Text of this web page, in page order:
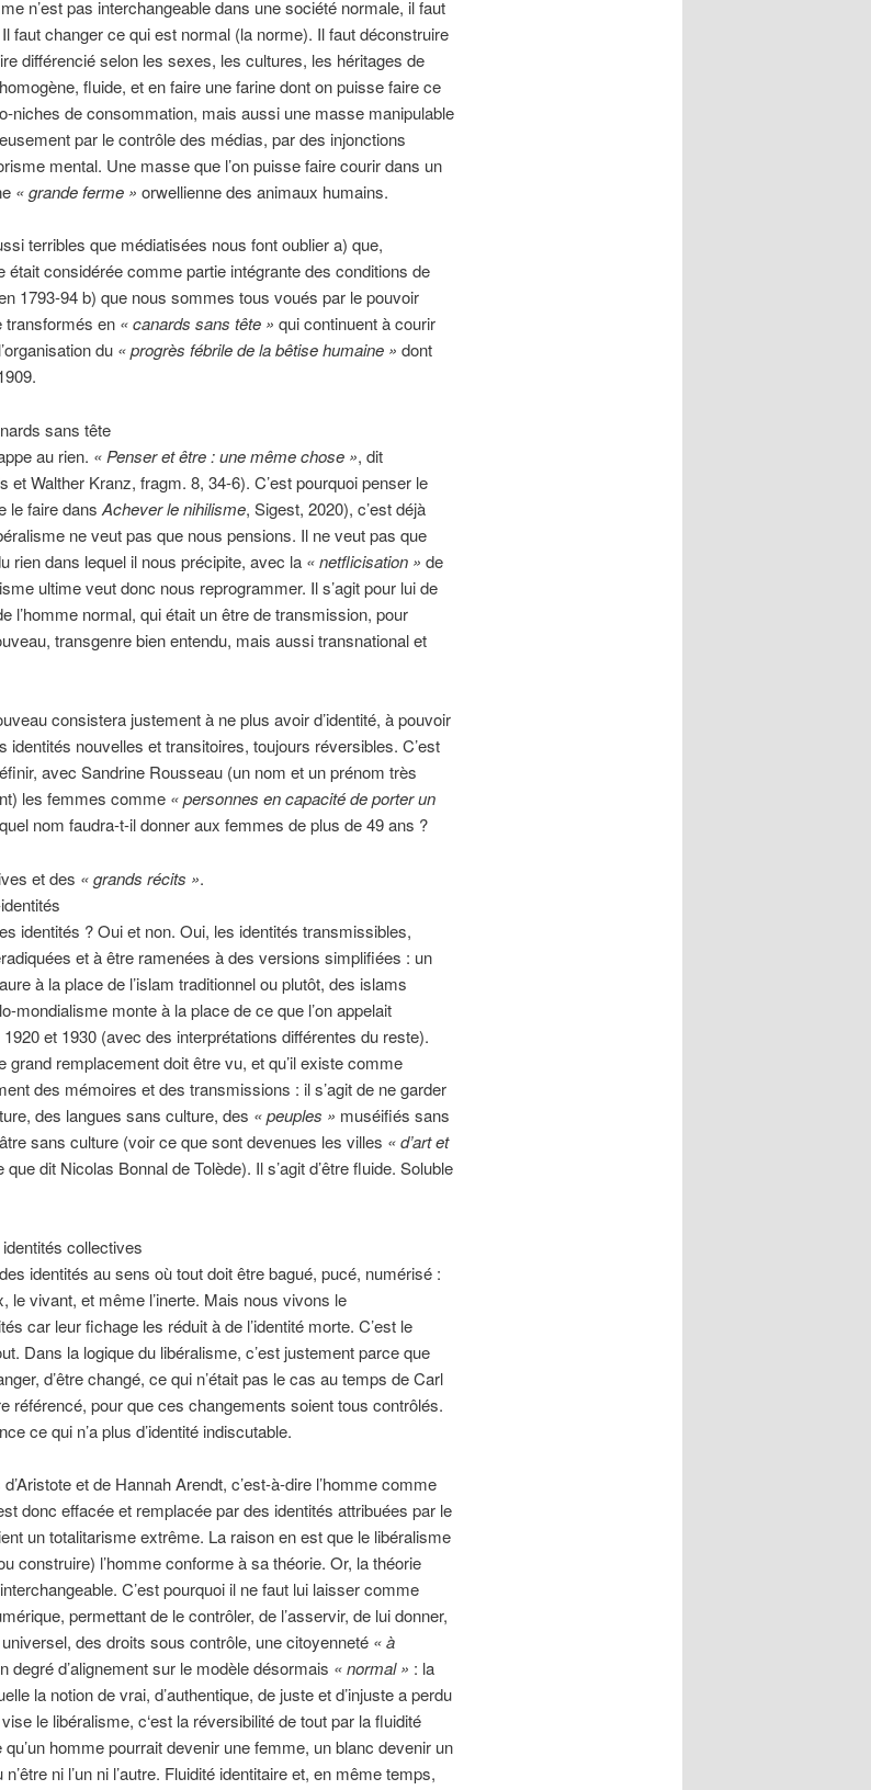
n’est pas interchangeable dans une société normale, il faut
faut changer ce qui est normal (la norme). Il faut déconstruire
différencié selon les sexes, les cultures, les héritages de
fluide, et en faire une farine dont on puisse faire ce
niches de consommation, mais aussi une masse manipulable
par le contrôle des médias, par des injonctions
mental. Une masse que l’on puisse faire courir dans un
« grande ferme » orwellienne des animaux humains.
terribles que médiatisées nous font oublier a) que,
était considérée comme partie intégrante des conditions de
1793-94 b) que nous sommes tous voués par le pouvoir
transformés en « canards sans tête » qui continuent à courir
du « progrès fébrile de la bêtise humaine » dont
sans tête
au rien. « Penser et être : une même chose », dit
et Walther Kranz, fragm. 8, 34-6). C’est pourquoi penser le
le faire dans Achever le nihilisme, Sigest, 2020), c’est déjà
ne veut pas que nous pensions. Il ne veut pas que
rien dans lequel il nous précipite, avec la « netflicisation » de
ultime veut donc nous reprogrammer. Il s’agit pour lui de
l’homme normal, qui était un être de transmission, pour
transgenre bien entendu, mais aussi transnational et
consistera justement à ne plus avoir d’identité, à pouvoir
identités nouvelles et transitoires, toujours réversibles. C’est
avec Sandrine Rousseau (un nom et un prénom très
les femmes comme « personnes en capacité de porter un
nom faudra-t-il donner aux femmes de plus de 49 ans ?
et des « grands récits ».
identités ? Oui et non. Oui, les identités transmissibles,
et à être ramenées à des versions simplifiées : un
à la place de l’islam traditionnel ou plutôt, des islams
mondialisme monte à la place de ce que l’on appelait
et 1930 (avec des interprétations différentes du reste).
grand remplacement doit être vu, et qu’il existe comme
des mémoires et des transmissions : il s’agit de ne garder
des langues sans culture, des « peuples » muséifiés sans
sans culture (voir ce que sont devenues les villes « d’art et
dit Nicolas Bonnal de Tolède). Il s’agit d’être fluide. Soluble
collectives
identités au sens où tout doit être bagué, pucé, numérisé :
le vivant, et même l’inerte. Mais nous vivons le
car leur fichage les réduit à de l’identité morte. C’est le
Dans la logique du libéralisme, c’est justement parce que
d’être changé, ce qui n’était pas le cas au temps de Carl
référencé, pour que ces changements soient tous contrôlés.
ce qui n’a plus d’identité indiscutable.
et de Hannah Arendt, c’est-à-dire l’homme comme
donc effacée et remplacée par des identités attribuées par le
un totalitarisme extrême. La raison en est que le libéralisme
construire) l’homme conforme à sa théorie. Or, la théorie
C’est pourquoi il ne faut lui laisser comme
permettant de le contrôler, de l’asservir, de lui donner,
des droits sous contrôle, une citoyenneté « à
degré d’alignement sur le modèle désormais « normal » : la
la notion de vrai, d’authentique, de juste et d’injuste a perdu
le libéralisme, c‘est la réversibilité de tout par la fluidité
homme pourrait devenir une femme, un blanc devenir un
ni l’un ni l’autre. Fluidité identitaire et, en même temps,